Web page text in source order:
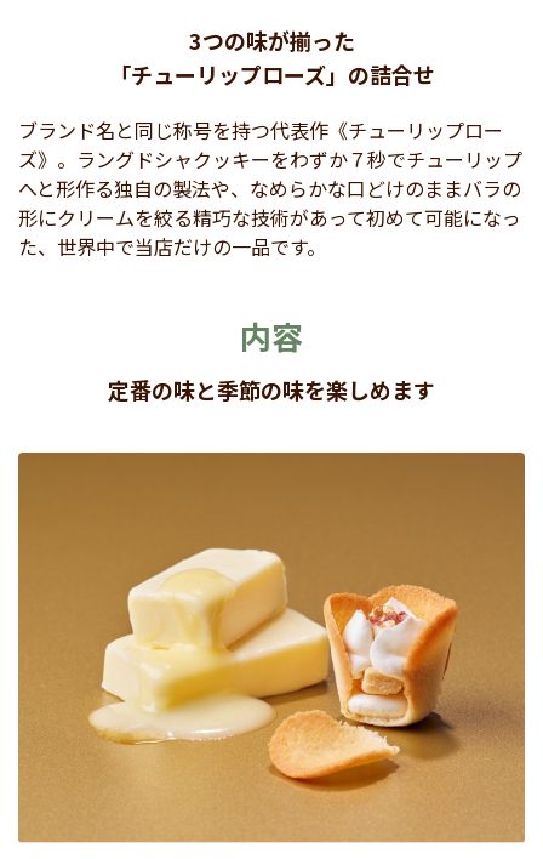
3つの味が揃った
「チューリップローズ」の詰合せ
ブランド名と同じ称号を持つ代表作《チューリップロー
ズ》。ラングドシャクッキーをわずか７秒でチューリップ
へと形作る独自の製法や、なめらかな口どけのままバラの
形にクリームを絞る精巧な技術があって初めて可能になっ
た、世界中で当店だけの一品です。
内容
定番の味と季節の味を楽しめます